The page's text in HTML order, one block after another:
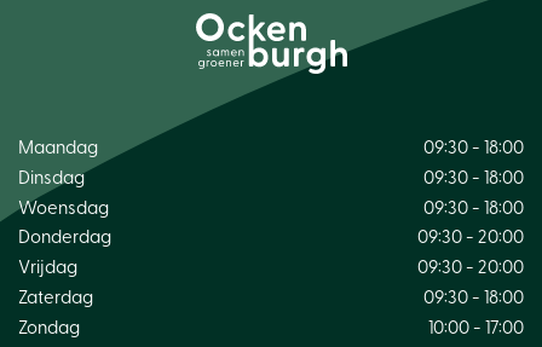
Maandag
09:30 - 18:00
Dinsdag
09:30 - 18:00
Woensdag
09:30 - 18:00
Donderdag
09:30 - 20:00
Vrijdag
09:30 - 20:00
Zaterdag
09:30 - 18:00
Zondag
10:00 - 17:00